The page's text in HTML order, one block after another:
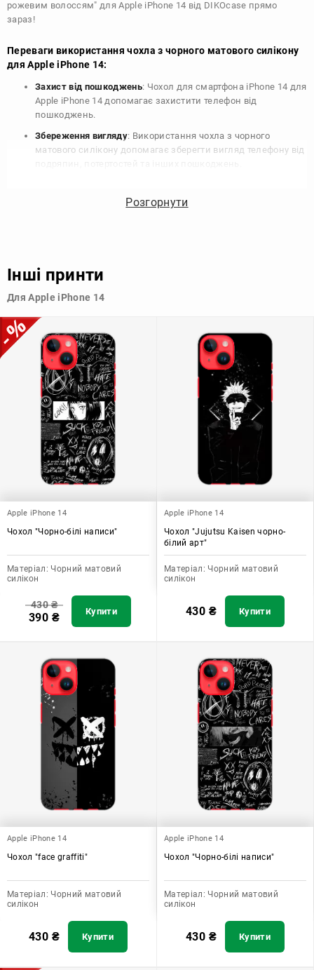
рожевим волоссям" для Apple iPhone 14 від DIKOcase прямо
зараз!
Переваги використання чохла з чорного матового силікону
для Apple iPhone 14:
Захист від пошкоджень: Чохол для смартфона iPhone 14 для
Apple iPhone 14 допомагає захистити телефон від
пошкоджень.
Збереження вигляду: Використання чохла з чорного
матового силікону допомагає зберегти вигляд телефону від
для Apple iPhone 14 допомагає зберегти цінність вашого
підібрати той, що найбільше відповідає вашому стилю та
допомагає захистити ваш пристрій, зберегти його цінність і
додати зручності в користуванні.
Розгорнути
Інші принти
Для Apple iPhone 14
Apple iPhone 14
Чохол "Чорно-білі написи"
Матеріал: Чорний матовий
силікон
430₴
390 ₴ Купити
Apple iPhone 14
Чохол "Jujutsu Kaisen чорно-
білий арт"
Матеріал: Чорний матовий
силікон
430 ₴ Купити
Apple iPhone 14
Чохол "face graffiti"
Матеріал: Чорний матовий
силікон
430 ₴ Купити
Apple iPhone 14
Чохол "Чорно-білі написи"
Матеріал: Чорний матовий
силікон
430 ₴ Купити